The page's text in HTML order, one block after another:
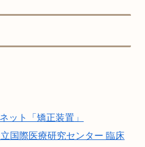
ット「矯正装置」
国際医療研究センター 臨床